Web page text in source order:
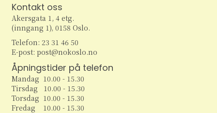
Kontakt oss
Akersgata 1, 4 etg.
(inngang 1), 0158 Oslo.
Telefon: 23 31 46 50
E-post: post@nokoslo.no
Åpningstider på telefon
Mandag 10.00 - 15.30
Tirsdag 10.00 - 15.30
Torsdag 10.00 - 15.30
Fredag 10.00 - 15.30